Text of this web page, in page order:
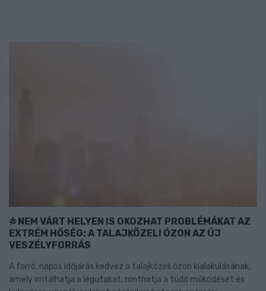
NEM VÁRT HELYEN IS OKOZHAT PROBLÉMÁKAT AZ
EXTRÉM HŐSÉG: A TALAJKÖZELI ÓZON AZ ÚJ
VESZÉLYFORRÁS
A forró, napos időjárás kedvez a talajközeli ózon kialakulásának,
amely irritálhatja a légutakat, ronthatja a tüdő működését és